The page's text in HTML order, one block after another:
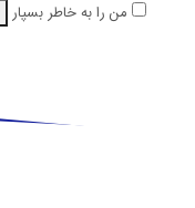
من را به خاطر بسپار